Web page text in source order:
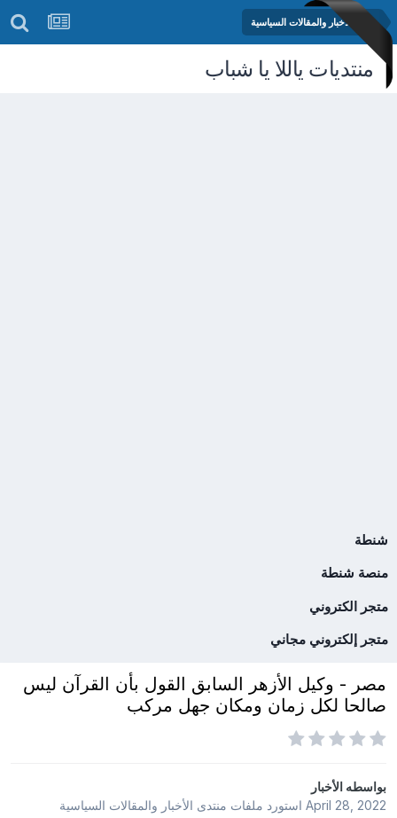
منتدى الأخبار والمقالات السياسية
منتديات ياللا يا شباب
شنطة
منصة شنطة
متجر الكتروني
متجر إلكتروني مجاني
مصر - وكيل الأزهر السابق القول بأن القرآن ليس
صالحا لكل زمان ومكان جهل مركب
بواسطهالأخبار
April 28, 2022استورد ملفات منتدى الأخبار والمقالات السياسية